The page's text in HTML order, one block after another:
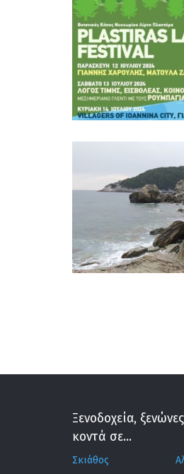
Ξενοδοχεία,
κοντά σε...
Σκιάθος